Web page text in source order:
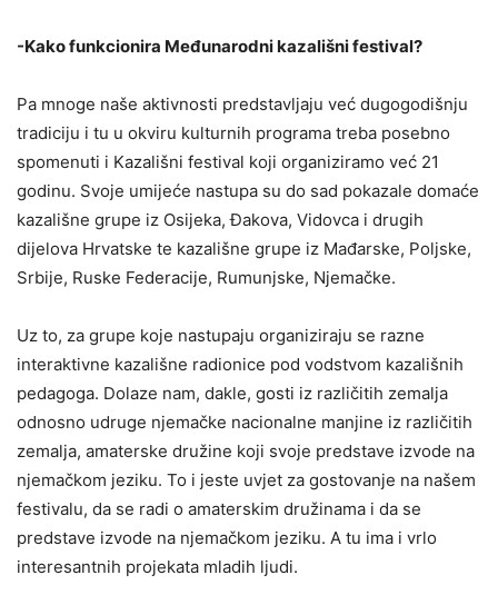
-Kako funkcionira Međunarodni kazališni festival?
Pa mnoge naše aktivnosti predstavljaju već dugogodišnju
tradiciju i tu u okviru kulturnih programa treba posebno
spomenuti i Kazališni festival koji organiziramo već 21
godinu. Svoje umijeće nastupa su do sad pokazale domaće
kazališne grupe iz Osijeka, Đakova, Vidovca i drugih
dijelova Hrvatske te kazališne grupe iz Mađarske, Poljske,
Srbije, Ruske Federacije, Rumunjske, Njemačke.
Uz to, za grupe koje nastupaju organiziraju se razne
interaktivne kazališne radionice pod vodstvom kazališnih
pedagoga. Dolaze nam, dakle, gosti iz različitih zemalja
odnosno udruge njemačke nacionalne manjine iz različitih
zemalja, amaterske družine koji svoje predstave izvode na
njemačkom jeziku. To i jeste uvjet za gostovanje na našem
festivalu, da se radi o amaterskim družinama i da se
predstave izvode na njemačkom jeziku. A tu ima i vrlo
interesantnih projekata mladih ljudi.